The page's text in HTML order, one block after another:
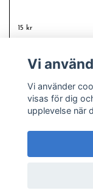
15 kr
© Copyright
Vi
Vi använder
visas för dig
upplevelse när